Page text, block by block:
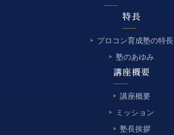
特長
プロコン育成塾の特長
塾のあゆみ
講座概要
講座概要
ミッション
塾長挨拶